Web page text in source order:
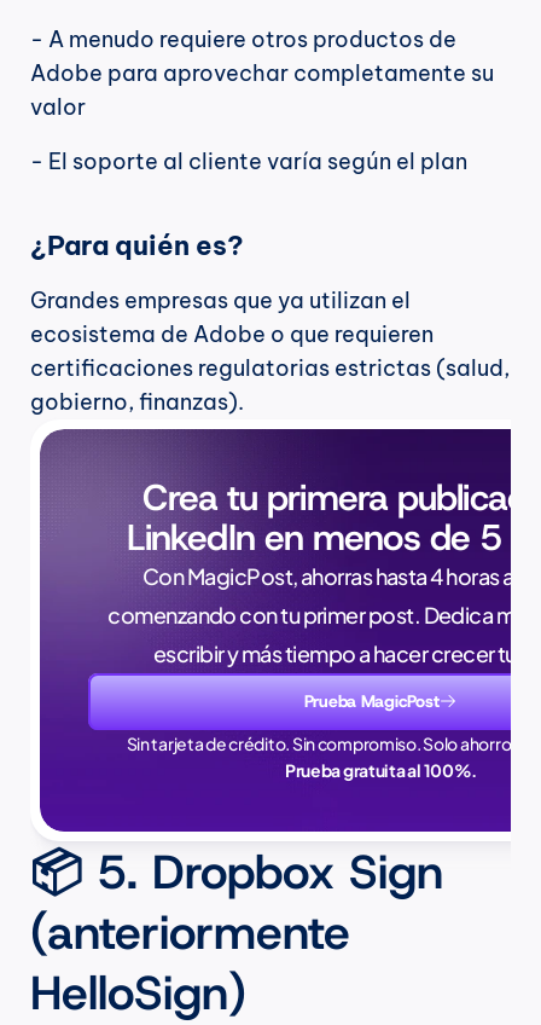
- A menudo requiere otros productos de
Adobe para aprovechar completamente su
valor
- El soporte al cliente varía según el plan
¿Para quién es?
Grandes empresas que ya utilizan el
ecosistema de Adobe o que requieren
certificaciones regulatorias estrictas (salud,
gobierno, finanzas).
Crea tu primera
LinkedIn en menos de 5
Con MagicPost, ahorras hasta 4 horas a la
comenzando con tu primer post. Dedica
escribir y más tiempo a hacer crecer tu
Prueba MagicPost
Sin tarjeta de crédito. Sin compromiso. Solo ahorros
Prueba gratuita al 100%.
📦 5. Dropbox Sign
(anteriormente
HelloSign)